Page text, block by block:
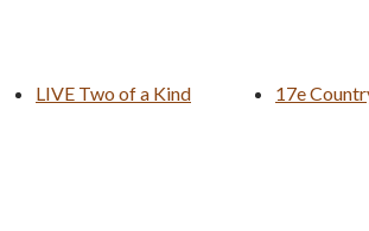
LIVE Two of a Kind 17e